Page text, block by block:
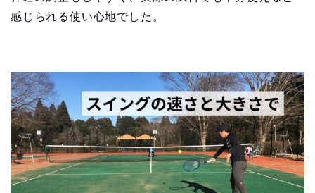
感じられる使い心地でした。